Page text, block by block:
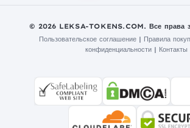
© 2026 LEKSA-TOKENS.COM. Все права
Пользовательское соглашение | Правила
конфиденциальности | Контакты